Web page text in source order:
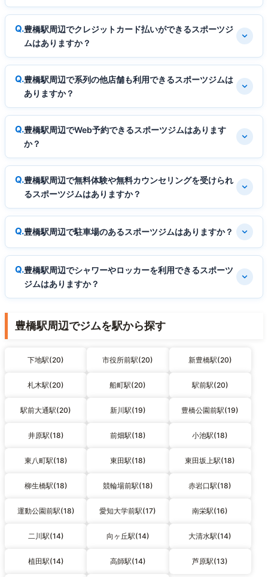
豊橋駅周辺でクレジットカード払いができるスポーツジ
ムはありますか？
豊橋駅周辺で系列の他店舗も利用できるスポーツジムは
ありますか？
豊橋駅周辺でWeb予約できるスポーツジムはあります
か？
豊橋駅周辺で無料体験や無料カウンセリングを受けられ
るスポーツジムはありますか？
豊橋駅周辺で駐車場のあるスポーツジムはありますか？
豊橋駅周辺でシャワーやロッカーを利用できるスポーツ
ジムはありますか？
豊橋駅周辺でジムを駅から探す
下地駅(20) 市役所前駅(20) 新豊橋駅(20)
札木駅(20) 船町駅(20) 駅前駅(20)
駅前大通駅(20) 新川駅(19) 豊橋公園前駅(19)
井原駅(18) 前畑駅(18) 小池駅(18)
東八町駅(18) 東田駅(18) 東田坂上駅(18)
柳生橋駅(18) 競輪場前駅(18) 赤岩口駅(18)
運動公園前駅(18) 愛知大学前駅(17) 南栄駅(16)
二川駅(14) 向ヶ丘駅(14) 大清水駅(14)
植田駅(14) 高師駅(14) 芦原駅(13)